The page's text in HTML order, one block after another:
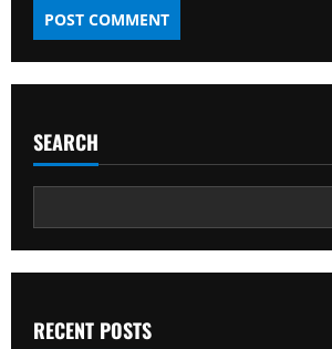
SEARCH
RECENT POSTS